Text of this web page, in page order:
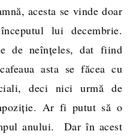
acesta se vinde doar
lui decembrie.
de neînțeles, dat fiind
asta se făcea cu
deci nici urmă de
Ar fi putut să o
anului. Dar în acest